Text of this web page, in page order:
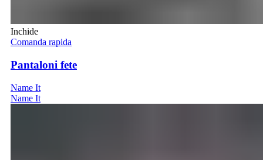
Inchide
Comanda rapida
Pantaloni fete
Name It
Name It